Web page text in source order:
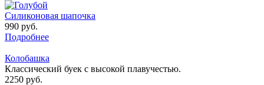
Силиконовая шапочка
990 руб.
Подробнее
Колобашка
Классический буек с высокой плавучестью.
2250 руб.